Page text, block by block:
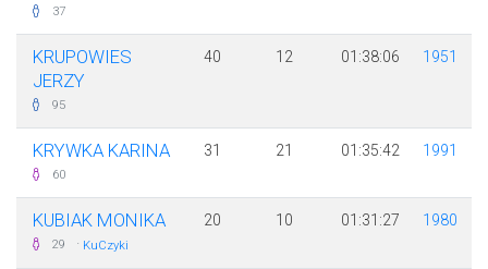
37
KRUPOWIES
JERZY
95
40 12 01:38:06 1951
KRYWKA KARINA
60
31 21 01:35:42 1991
KUBIAK MONIKA
29 · KuCzyki
20 10 01:31:27 1980